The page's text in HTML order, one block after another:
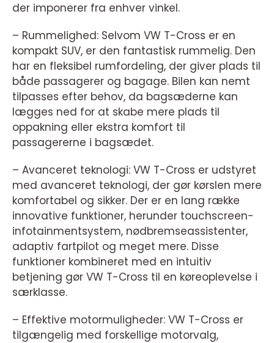
der imponerer fra enhver vinkel.
– Rummelighed: Selvom VW T-Cross er en
kompakt SUV, er den fantastisk rummelig. Den
har en fleksibel rumfordeling, der giver plads til
både passagerer og bagage. Bilen kan nemt
tilpasses efter behov, da bagsæderne kan
lægges ned for at skabe mere plads til
oppakning eller ekstra komfort til
passagererne i bagsædet.
– Avanceret teknologi: VW T-Cross er udstyret
med avanceret teknologi, der gør kørslen mere
komfortabel og sikker. Der er en lang række
innovative funktioner, herunder touchscreen-
infotainmentsystem, nødbremseassistenter,
adaptiv fartpilot og meget mere. Disse
funktioner kombineret med en intuitiv
betjening gør VW T-Cross til en køreoplevelse i
særklasse.
– Effektive motormuligheder: VW T-Cross er
tilgængelig med forskellige motorvalg,